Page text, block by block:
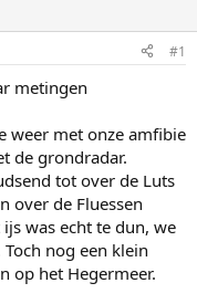
#1
metingen
weer met onze amfibie
de grondradar.
tot over de Luts
over de Fluessen
was echt te dun, we
nog een klein
op het Hegermeer.